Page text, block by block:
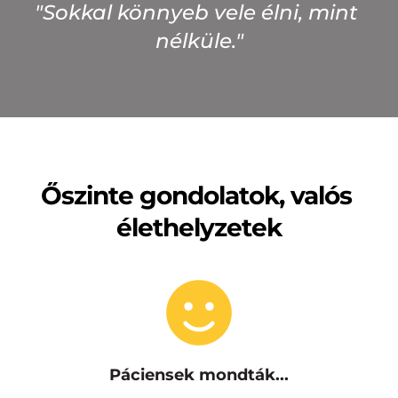
"Sokkal könnyeb vele élni, mint
nélküle."
Őszinte gondolatok, valós
élethelyzetek
Páciensek mondták...